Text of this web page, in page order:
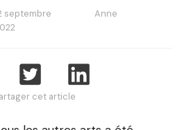
septembre
Anne
cet article